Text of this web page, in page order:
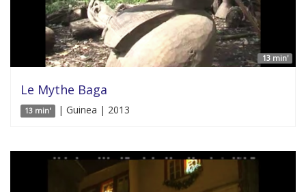
13 min'
Le Mythe Baga
13 min' | Guinea | 2013